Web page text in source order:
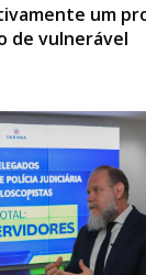
um
de vulnerável